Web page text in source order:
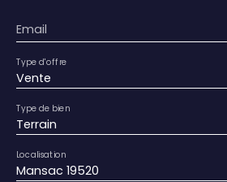
Email
Vente
Type d'offre
Terrain
Type de bien
Mansac 19520
Localisation